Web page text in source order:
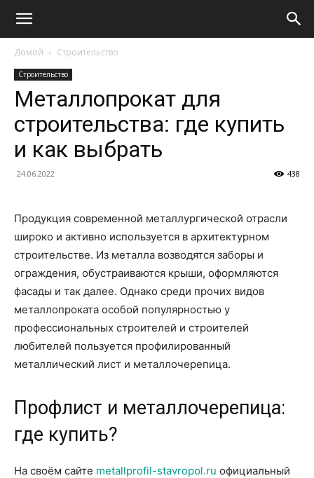
Домой Строительство
Строительство
Металлопрокат для
строительства: где купить
и как выбрать
24.06.2022 438
Продукция современной металлургической отрасли
широко и активно используется в архитектурном
строительстве. Из металла возводятся заборы и
ограждения, обустраиваются крыши, оформляются
фасады и так далее. Однако среди прочих видов
металлопроката особой популярностью у
профессиональных строителей и строителей
любителей пользуется профилированный
металлический лист и металлочерепица.
Профлист и металлочерепица:
где купить?
На своём сайте metallprofil-stavropol.ru официальный